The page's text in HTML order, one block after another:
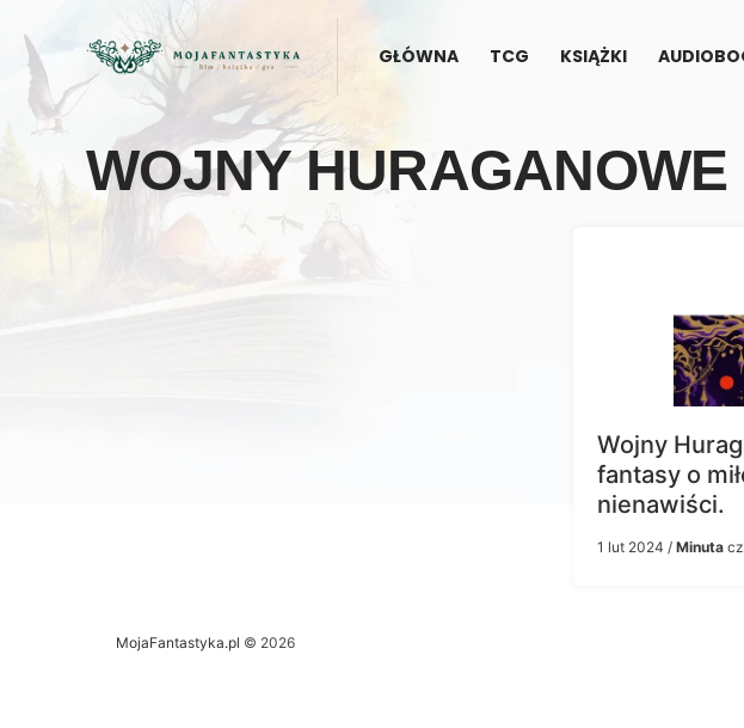
GŁÓWNA TCG KSIĄŻKI
WOJNY HURAGANOWE
Wojny
fantasy o
nienawiści.
1 lut 2024 / Minuta
MojaFantastyka.pl © 2026